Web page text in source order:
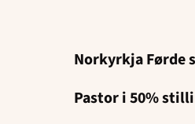
Norkyrkja Førde
Pastor i 50%